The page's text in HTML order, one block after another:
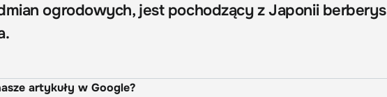
ogrodowych, jest pochodzący z Japonii berberys
artykuły w Google?